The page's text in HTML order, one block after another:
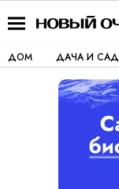
ДОМ ДАЧА И САД